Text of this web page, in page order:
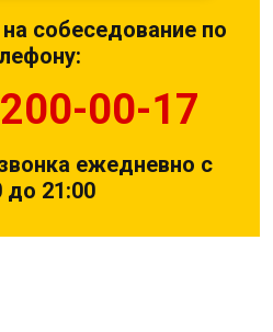
собеседование по
00-17
ежедневно с
до 21:00